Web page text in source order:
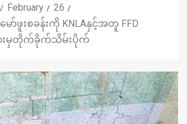
February
26
ာ်ဖူးစခန်းကို KNLAနှင့်အတူ FFD
ားမှတိုက်ခိုက်သိမ်းပိုက်